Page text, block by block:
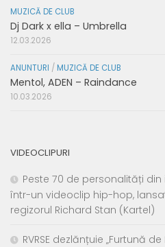
MUZICĂ DE CLUB
Dj Dark x ella – Umbrella
12.03.2026
ANUNTURI / MUZICĂ DE CLUB
Mentol, ADEN – Raindance
10.03.2026
VIDEOCLIPURI
Peste 70 de personalități
într-un videoclip hip-hop,
regizorul Richard Stan (Kartel)
RVRSE dezlănțuie „Furtună